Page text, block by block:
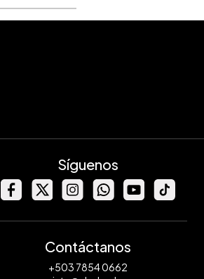
Síguenos
Contáctanos
+503 7854 0662